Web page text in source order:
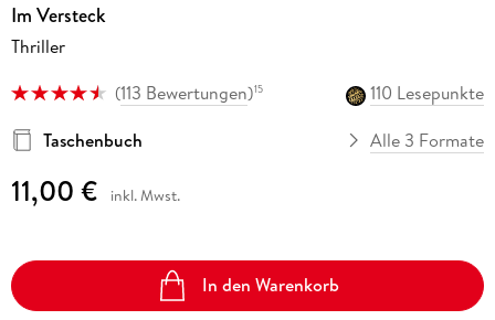
Im Versteck
Thriller
(113 Bewertungen)15
110 Lesepunkte
Taschenbuch
Alle 3 Formate
11,00 € inkl. Mwst.
In den Warenkorb